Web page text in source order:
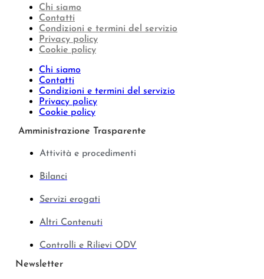
Chi siamo
Contatti
Condizioni e termini del servizio
Privacy policy
Cookie policy
Chi siamo
Contatti
Condizioni e termini del servizio
Privacy policy
Cookie policy
Amministrazione Trasparente
Attività e procedimenti
Bilanci
Servizi erogati
Altri Contenuti
Controlli e Rilievi ODV
Newsletter